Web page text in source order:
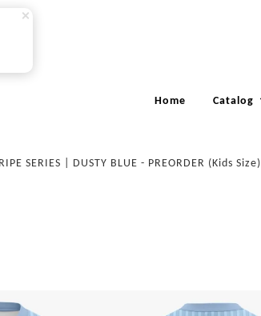
Home Catalog
SERIES | DUSTY BLUE - PREORDER (Kids Size)